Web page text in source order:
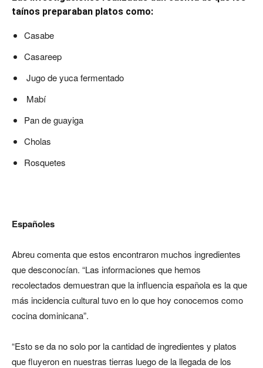
taínos preparaban platos como:
Casabe
Casareep
Jugo de yuca fermentado
Mabí
Pan de guayiga
Cholas
Rosquetes
Españoles
Abreu comenta que estos encontraron muchos ingredientes
que desconocían. “Las informaciones que hemos
recolectados demuestran que la influencia española es la que
más incidencia cultural tuvo en lo que hoy conocemos como
cocina dominicana”.
“Esto se da no solo por la cantidad de ingredientes y platos
que fluyeron en nuestras tierras luego de la llegada de los